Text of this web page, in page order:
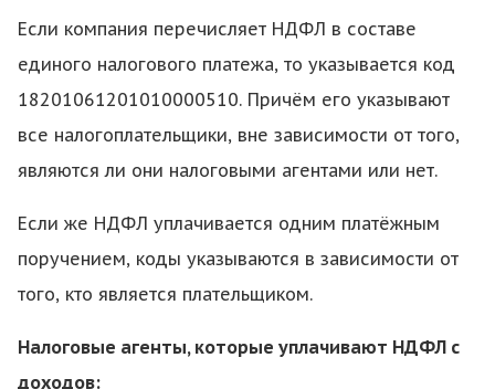
Если компания перечисляет НДФЛ в составе
единого налогового платежа, то указывается код
18201061201010000510. Причём его указывают
все налогоплательщики, вне зависимости от того,
являются ли они налоговыми агентами или нет.
Если же НДФЛ уплачивается одним платёжным
поручением, коды указываются в зависимости от
того, кто является плательщиком.
Налоговые агенты, которые уплачивают НДФЛ с
доходов: